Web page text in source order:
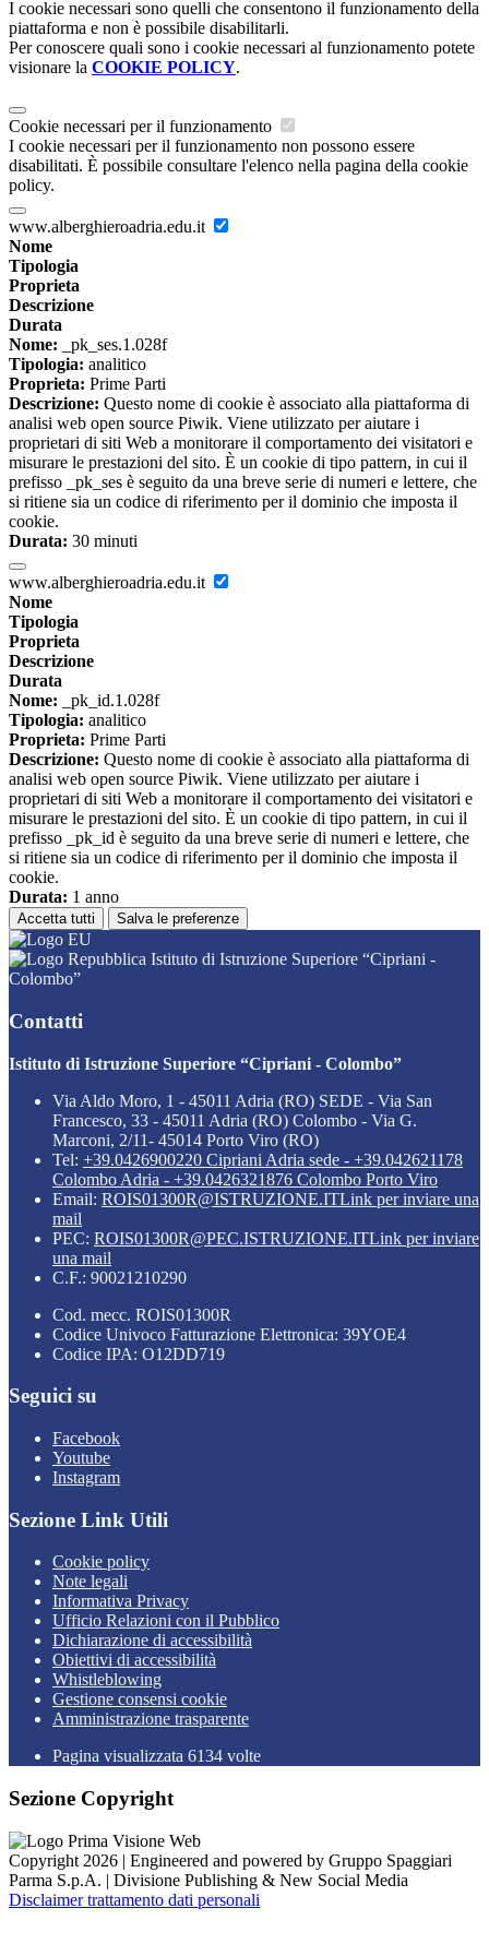
I cookie necessari sono quelli che consentono il funzionamento della
piattaforma e non è possibile disabilitarli.
Per conoscere quali sono i cookie necessari al funzionamento potete
visionare la COOKIE POLICY.
Cookie necessari per il funzionamento
I cookie necessari per il funzionamento non possono essere
disabilitati. È possibile consultare l'elenco nella pagina della cookie
policy.
www.alberghieroadria.edu.it
Nome
Tipologia
Proprieta
Descrizione
Durata
Nome: _pk_ses.1.028f
Tipologia: analitico
Proprieta: Prime Parti
Descrizione: Questo nome di cookie è associato alla piattaforma di
analisi web open source Piwik. Viene utilizzato per aiutare i
proprietari di siti Web a monitorare il comportamento dei visitatori e
misurare le prestazioni del sito. È un cookie di tipo pattern, in cui il
prefisso _pk_ses è seguito da una breve serie di numeri e lettere, che
si ritiene sia un codice di riferimento per il dominio che imposta il
cookie.
Durata: 30 minuti
www.alberghieroadria.edu.it
Nome
Tipologia
Proprieta
Descrizione
Durata
Nome: _pk_id.1.028f
Tipologia: analitico
Proprieta: Prime Parti
Descrizione: Questo nome di cookie è associato alla piattaforma di
analisi web open source Piwik. Viene utilizzato per aiutare i
proprietari di siti Web a monitorare il comportamento dei visitatori e
misurare le prestazioni del sito. È un cookie di tipo pattern, in cui il
prefisso _pk_id è seguito da una breve serie di numeri e lettere, che
si ritiene sia un codice di riferimento per il dominio che imposta il
cookie.
Durata: 1 anno
Accetta tutti Salva le preferenze
Istituto di Istruzione Superiore “Cipriani -
Colombo”
Contatti
Istituto di Istruzione Superiore “Cipriani - Colombo”
Via Aldo Moro, 1 - 45011 Adria (RO) SEDE - Via San
Francesco, 33 - 45011 Adria (RO) Colombo - Via G.
Marconi, 2/11- 45014 Porto Viro (RO)
Tel: +39.0426900220 Cipriani Adria sede - +39.042621178
Colombo Adria - +39.0426321876 Colombo Porto Viro
Email: ROIS01300R@ISTRUZIONE.ITLink per inviare una
mail
PEC: ROIS01300R@PEC.ISTRUZIONE.ITLink per inviare
una mail
C.F.: 90021210290
Cod. mecc. ROIS01300R
Codice Univoco Fatturazione Elettronica: 39YOE4
Codice IPA: O12DD719
Seguici su
Facebook
Youtube
Instagram
Sezione Link Utili
Cookie policy
Note legali
Informativa Privacy
Ufficio Relazioni con il Pubblico
Dichiarazione di accessibilità
Obiettivi di accessibilità
Whistleblowing
Gestione consensi cookie
Amministrazione trasparente
Pagina visualizzata 6134 volte
Sezione Copyright
Copyright 2026 | Engineered and powered by Gruppo Spaggiari
Parma S.p.A. | Divisione Publishing & New Social Media
Disclaimer trattamento dati personali